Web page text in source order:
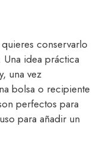
conservarlo
idea práctica
una vez
bolsa o recipiente
perfectos para
para añadir un